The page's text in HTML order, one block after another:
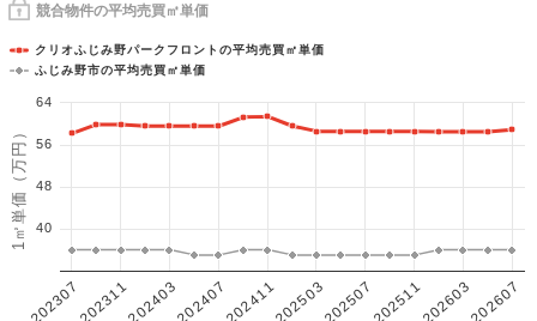
競合物件の平均売買㎡単価
1㎡単価（万円）
クリオふじみ野パークフロントの平均売買㎡単価
ふじみ野市の平均売買㎡単価
202307202311202403202407202411202503202507202511202603202607
40
48
56
64